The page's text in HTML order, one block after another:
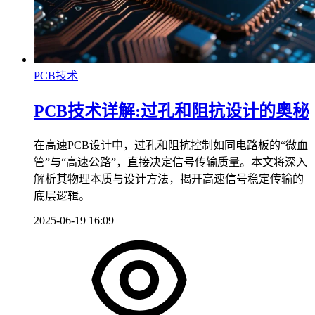
PCB技术
PCB技术详解:过孔和阻抗设计的奥秘
在高速PCB设计中，过孔和阻抗控制如同电路板的“微血
管”与“高速公路”，直接决定信号传输质量。本文将深入
解析其物理本质与设计方法，揭开高速信号稳定传输的
底层逻辑。
2025-06-19 16:09